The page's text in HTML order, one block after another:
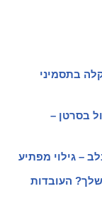
בתסמיני
בסרטן –
– גילוי מפתיע
העובדות